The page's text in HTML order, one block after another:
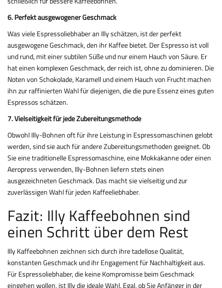
6. Perfekt ausgewogener Geschmack
Was viele Espressoliebhaber an Illy schätzen, ist der perfekt
ausgewogene Geschmack, den ihr Kaffee bietet. Der Espresso ist voll
und rund, mit einer subtilen Süße und nur einem Hauch von Säure. Er
hat einen komplexen Geschmack, der reich ist, ohne zu dominieren. Die
Noten von Schokolade, Karamell und einem Hauch von Frucht machen
ihn zur raffinierten Wahl für diejenigen, die die pure Essenz eines guten
Espressos schätzen.
7. Vielseitigkeit für jede Zubereitungsmethode
Obwohl Illy-Bohnen oft für ihre Leistung in Espressomaschinen gelobt
werden, sind sie auch für andere Zubereitungsmethoden geeignet. Ob
Sie eine traditionelle Espressomaschine, eine Mokkakanne oder einen
Aeropress verwenden, Illy-Bohnen liefern stets einen
ausgezeichneten Geschmack. Das macht sie vielseitig und zur
zuverlässigen Wahl für jeden Kaffeeliebhaber.
Fazit: Illy Kaffeebohnen sind
einen Schritt über dem Rest
Illy Kaffeebohnen zeichnen sich durch ihre tadellose Qualität,
konstanten Geschmack und ihr Engagement für Nachhaltigkeit aus.
Für Espressoliebhaber, die keine Kompromisse beim Geschmack
eingehen wollen, ist Illy die ideale Wahl. Egal, ob Sie Anfänger in der